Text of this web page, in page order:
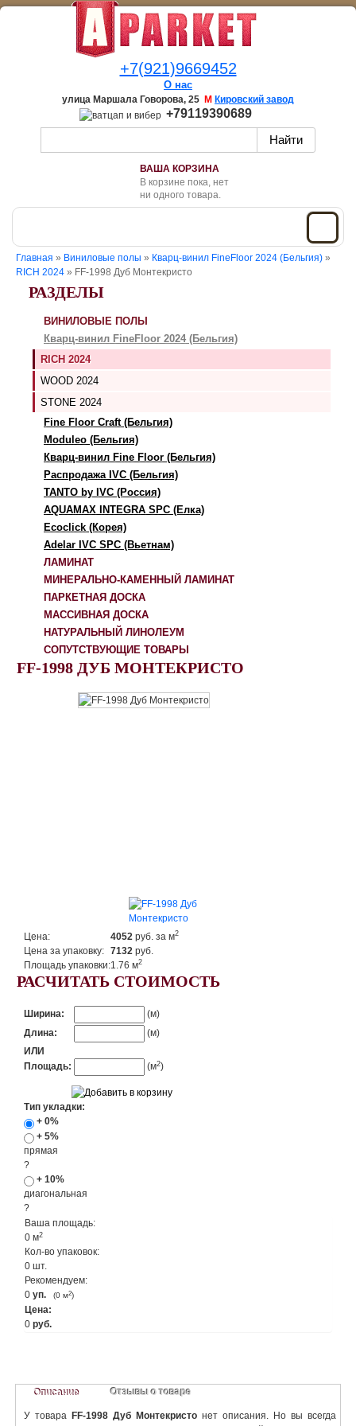
+7(921)9669452
О нас
улица Маршала Говорова, 25 М Кировский завод
+79119390689
ВАША КОРЗИНА
В корзине пока, нет
ни одного товара.
Главная » Виниловые полы » Кварц-винил FineFloor 2024 (Бельгия) »
RICH 2024 » FF-1998 Дуб Монтекристо
РАЗДЕЛЫ
ВИНИЛОВЫЕ ПОЛЫ
Кварц-винил FineFloor 2024 (Бельгия)
RICH 2024
WOOD 2024
STONE 2024
Fine Floor Craft (Бельгия)
Moduleo (Бельгия)
Кварц-винил Fine Floor (Бельгия)
Распродажа IVC (Бельгия)
TANTO by IVC (Россия)
AQUAMAX INTEGRA SPC (Елка)
Ecoclick (Корея)
Adelar IVC SPC (Вьетнам)
ЛАМИНАТ
МИНЕРАЛЬНО-КАМЕННЫЙ ЛАМИНАТ
ПАРКЕТНАЯ ДОСКА
МАССИВНАЯ ДОСКА
НАТУРАЛЬНЫЙ ЛИНОЛЕУМ
СОПУТСТВУЮЩИЕ ТОВАРЫ
FF-1998 ДУБ МОНТЕКРИСТО
Цена: 4052 руб. за м2
Цена за упаковку: 7132 руб.
Площадь упаковки:1.76 м2
РАСЧИТАТЬ СТОИМОСТЬ
Ширина:
(м)
Длина:
(м)
ИЛИ
Площадь:
(м2)
Тип укладки:
+ 0%
+ 5%
прямая
?
+ 10%
диагональная
?
Ваша площадь:
0 м2
Кол-во упаковок:
0 шт.
Рекомендуем:
0 уп. (0 м2)
Цена:
0 руб.
Описание Отзывы о товаре
У товара FF-1998 Дуб Монтекристо нет описания. Но вы всегда